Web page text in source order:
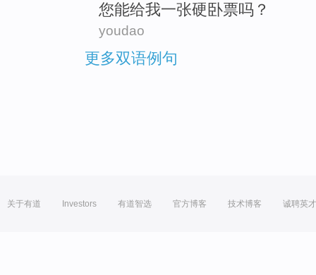
您能给我一张硬卧票吗？
youdao
更多双语例句
关于有道 Investors 有道智选 官方博客 技术博客 诚聘英才